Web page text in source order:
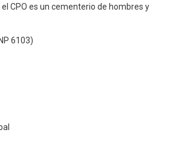
CPO es un cementerio de hombres y
6103)